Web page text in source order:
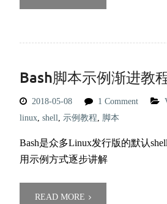
Bash脚本示例渐进教
2018-05-08 1 Comment
linux, shell, 示例教程, 脚本
Bash是众多Linux发行版的默认
用示例方式逐步讲解
READ MORE